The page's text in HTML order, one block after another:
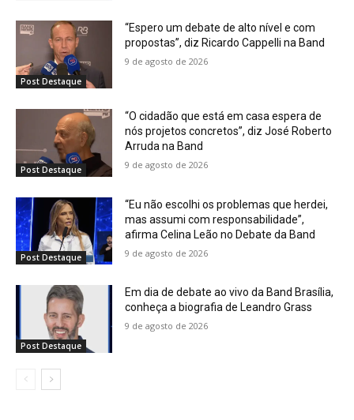
Post Destaque
“Espero um debate de alto nível e com
propostas”, diz Ricardo Cappelli na Band
9 de agosto de 2026
Post Destaque
“O cidadão que está em casa espera de
nós projetos concretos”, diz José Roberto
Arruda na Band
9 de agosto de 2026
Post Destaque
“Eu não escolhi os problemas que herdei,
mas assumi com responsabilidade”,
afirma Celina Leão no Debate da Band
9 de agosto de 2026
Post Destaque
Em dia de debate ao vivo da Band Brasília,
conheça a biografia de Leandro Grass
9 de agosto de 2026